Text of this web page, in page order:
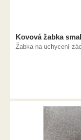
Kovová žabka
Žabka na uchycení